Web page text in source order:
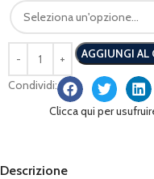
AGGIUNGI AL
Condividi:
Clicca qui per
Descrizione